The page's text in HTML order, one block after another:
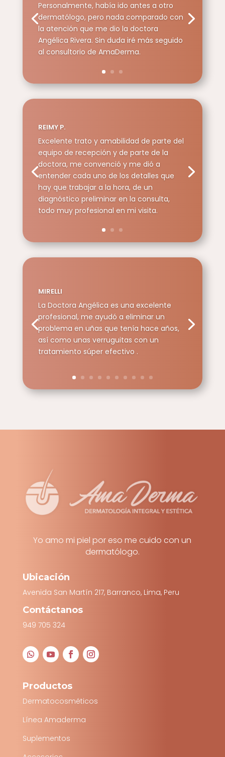
Personalmente, había ido antes a otro
dermatólogo, pero nada comparado con
la atención que me dio la doctora
Angélica Rivera. Sin duda iré más seguido
al consultorio de AmaDerma.
REIMY P.
Excelente trato y amabilidad de parte del
equipo de recepción y de parte de la
doctora, me convenció y me dió a
entender cada uno de los detalles que
hay que trabajar a la hora, de un
diagnóstico preliminar en la consulta,
todo muy profesional en mi visita.
MIRELLI
La Doctora Angélica es una excelente
profesional, me ayudó a eliminar un
problema en uñas que tenía hace años,
así como unas verruguitas con un
tratamiento súper efectivo .
Yo amo mi piel por eso me cuido con un
dermatólogo.
Ubicación
Avenida San Martín 217, Barranco, Lima, Peru
Contáctanos
949 705 324
Productos
Dermatocosméticos
Línea Amaderma
Suplementos